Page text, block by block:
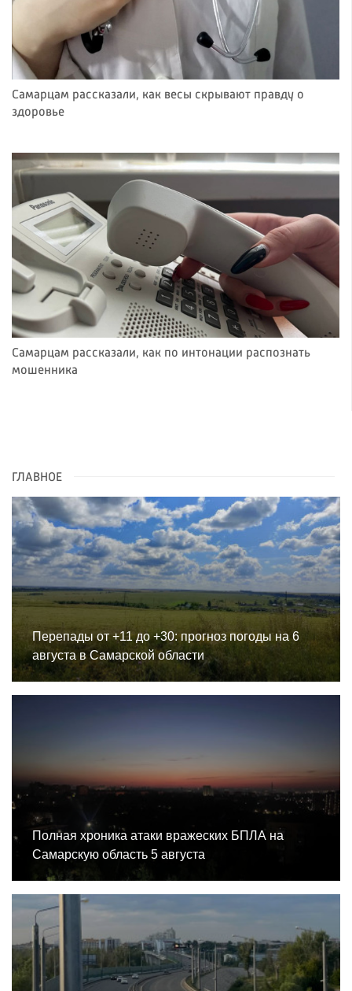
Самарцам рассказали, как весы скрывают правду о
здоровье
Самарцам рассказали, как по интонации распознать
мошенника
ГЛАВНОЕ
Перепады от +11 до +30: прогноз погоды на 6
августа в Самарской области
Полная хроника атаки вражеских БПЛА на
Самарскую область 5 августа